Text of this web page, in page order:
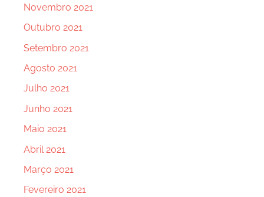
Novembro 2021
Outubro 2021
Setembro 2021
Agosto 2021
Julho 2021
Junho 2021
Maio 2021
Abril 2021
Março 2021
Fevereiro 2021